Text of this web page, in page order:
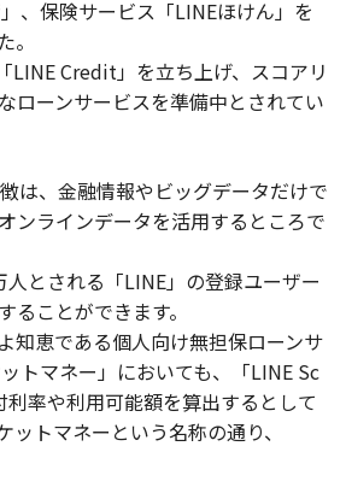
、保険サービス「LINEほけん」を
。
LINE Credit」を立ち上げ、スコアリ
ローンサービスを準備中とされてい
は、金融情報やビッグデータだけで
ンラインデータを活用するところで
とされる「LINE」の登録ユーザー
ることができます。
知恵である個人向け無担保ローンサ
トマネー」においても、「LINE Sc
率や利用可能額を算出するとして
ットマネーという名称の通り、